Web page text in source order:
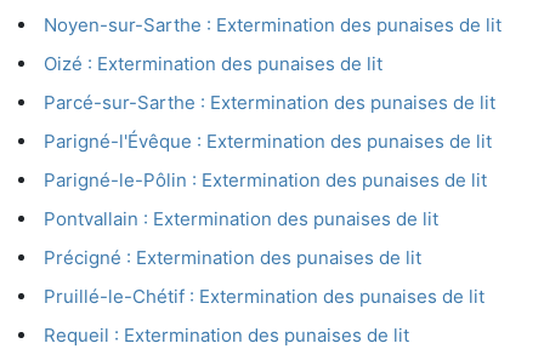
Noyen-sur-Sarthe : Extermination des punaises de lit
Oizé : Extermination des punaises de lit
Parcé-sur-Sarthe : Extermination des punaises de lit
Parigné-l'Évêque : Extermination des punaises de lit
Parigné-le-Pôlin : Extermination des punaises de lit
Pontvallain : Extermination des punaises de lit
Précigné : Extermination des punaises de lit
Pruillé-le-Chétif : Extermination des punaises de lit
Requeil : Extermination des punaises de lit